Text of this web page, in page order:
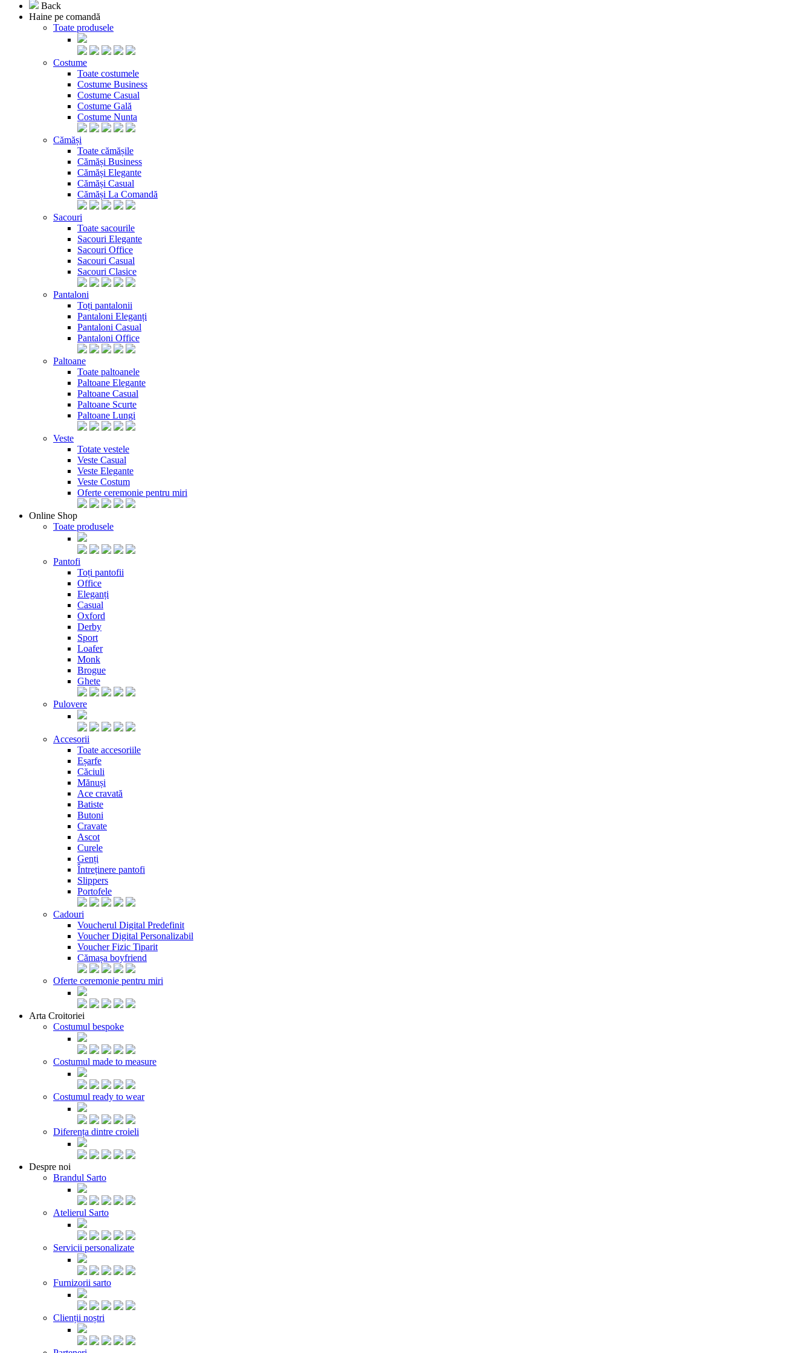
Back
Haine pe comandă
Toate produsele
Costume
Toate costumele
Costume Business
Costume Casual
Costume Gală
Costume Nunta
Cămăși
Toate cămășile
Cămăși Business
Cămăși Elegante
Cămăși Casual
Cămăși La Comandă
Sacouri
Toate sacourile
Sacouri Elegante
Sacouri Office
Sacouri Casual
Sacouri Clasice
Pantaloni
Toți pantalonii
Pantaloni Eleganți
Pantaloni Casual
Pantaloni Office
Paltoane
Toate paltoanele
Paltoane Elegante
Paltoane Casual
Paltoane Scurte
Paltoane Lungi
Veste
Totate vestele
Veste Casual
Veste Elegante
Veste Costum
Oferte ceremonie pentru miri
Online Shop
Toate produsele
Pantofi
Toți pantofii
Office
Eleganți
Casual
Oxford
Derby
Sport
Loafer
Monk
Brogue
Ghete
Pulovere
Accesorii
Toate accesoriile
Eșarfe
Căciuli
Mănuși
Ace cravată
Batiste
Butoni
Cravate
Ascot
Curele
Genți
Întreținere pantofi
Slippers
Portofele
Cadouri
Voucherul Digital Predefinit
Voucher Digital Personalizabil
Voucher Fizic Tiparit
Cămașa boyfriend
Oferte ceremonie pentru miri
Arta Croitoriei
Costumul bespoke
Costumul made to measure
Costumul ready to wear
Diferența dintre croieli
Despre noi
Brandul Sarto
Atelierul Sarto
Servicii personalizate
Furnizorii sarto
Clienții noștri